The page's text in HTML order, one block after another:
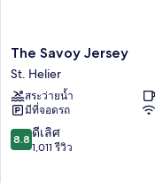
The
Savoy
Jersey
St.
Helier
The Savoy Jersey
St. Helier
สระว่ายน้ำ
มีที่จอดรถ
8.8
จาก
8.8 ดีเลิศ
1,011 รีวิว